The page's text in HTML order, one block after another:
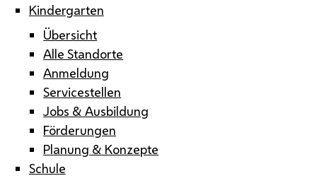
Kindergarten
Übersicht
Alle Standorte
Anmeldung
Servicestellen
Jobs & Ausbildung
Förderungen
Planung & Konzepte
Schule